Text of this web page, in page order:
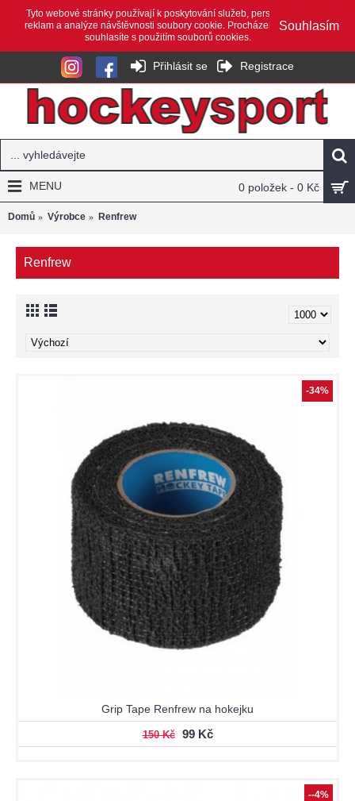
Tyto webové stránky používají k poskytování služeb, personalizaci
reklam a analýze návštěvnosti soubory cookie. Procházením webu
souhlasíte s použitím souborů cookies.
Souhlasím
Přihlásit se Registrace
0 položek - 0 Kč
MENU
Domů Výrobce Renfrew
Renfrew
-34%
Grip Tape Renfrew na hokejku
150 Kč 99 Kč
--4%